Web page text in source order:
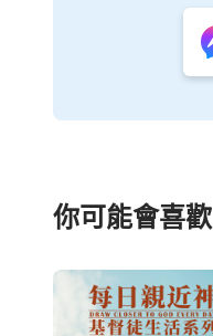
你可能會喜歡